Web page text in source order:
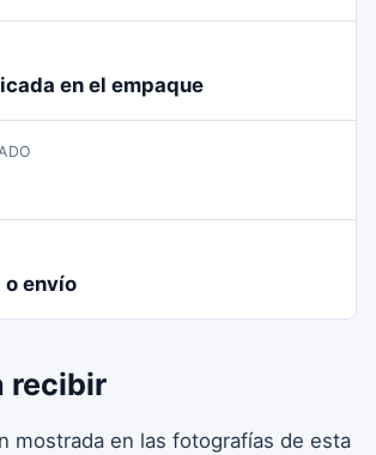
en el empaque
o envío
recibir
mostrada en las fotografías de esta